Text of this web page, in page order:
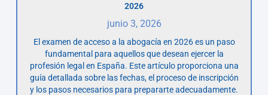
2026
junio 3, 2026
El examen de acceso a la abogacía en 2026 es un paso
fundamental para aquellos que desean ejercer la
profesión legal en España. Este artículo proporciona una
guía detallada sobre las fechas, el proceso de inscripción
y los pasos necesarios para prepararte adecuadamente.